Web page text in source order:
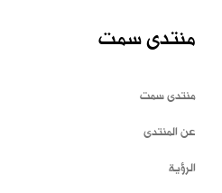
منتدى سمت
منتدى سمت
عن المنتدى
الرؤية